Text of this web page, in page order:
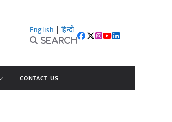
English | हिन्दी
Search
CONTACT US